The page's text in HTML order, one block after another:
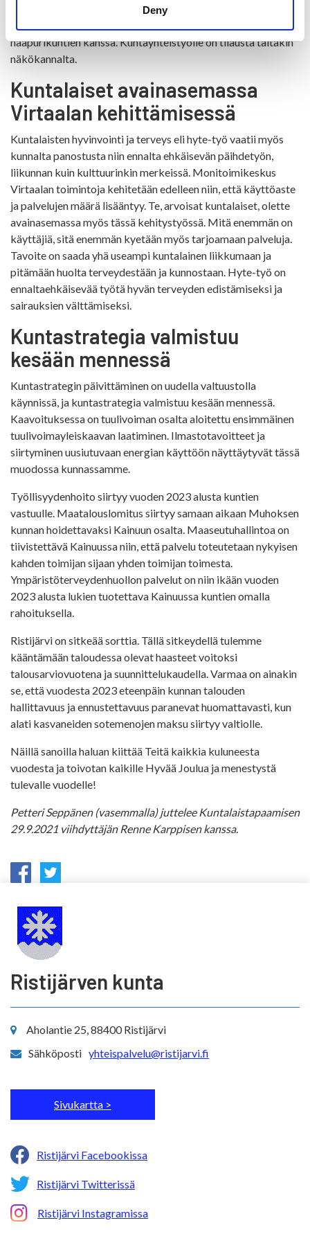
Deny
Maaseutuhallinnon palvelut, lomituspalvelut ja
kansalaisopiston toimintaa toteutetaan yhdessä
naapurikuntien kanssa. Kuntayhteistyölle on tilausta tältäkin
näkökannalta.
Kuntalaiset avainasemassa
Virtaalan kehittämisessä
Kuntalaisten hyvinvointi ja terveys eli hyte-työ vaatii myös
kunnalta panostusta niin ennalta ehkäisevän päihdetyön,
liikunnan kuin kulttuurinkin merkeissä. Monitoimikeskus
Virtaalan toimintoja kehitetään edelleen niin, että käyttöaste
ja palvelujen määrä lisääntyy. Te, arvoisat kuntalaiset, olette
avainasemassa myös tässä kehitystyössä. Mitä enemmän on
käyttäjiä, sitä enemmän kyetään myös tarjoamaan palveluja.
Tavoite on saada yhä useampi kuntalainen liikkumaan ja
pitämään huolta terveydestään ja kunnostaan. Hyte-työ on
ennaltaehkäisevää työtä hyvän terveyden edistämiseksi ja
sairauksien välttämiseksi.
Kuntastrategia valmistuu
kesään mennessä
Kuntastrategin päivittäminen on uudella valtuustolla
käynnissä, ja kuntastrategia valmistuu kesään mennessä.
Kaavoituksessa on tuulivoiman osalta aloitettu ensimmäinen
tuulivoimayleiskaavan laatiminen. Ilmastotavoitteet ja
siirtyminen uusiutuvaan energian käyttöön näyttäytyvät tässä
muodossa kunnassamme.
Työllisyydenhoito siirtyy vuoden 2023 alusta kuntien
vastuulle. Maatalouslomitus siirtyy samaan aikaan Muhoksen
kunnan hoidettavaksi Kainuun osalta. Maaseutuhallintoa on
tiivistettävä Kainuussa niin, että palvelu toteutetaan nykyisen
kahden toimijan sijaan yhden toimijan toimesta.
Ympäristöterveydenhuollon palvelut on niin ikään vuoden
2023 alusta lukien tuotettava Kainuussa kuntien omalla
rahoituksella.
Ristijärvi on sitkeää sorttia. Tällä sitkeydellä tulemme
kääntämään taloudessa olevat haasteet voitoksi
talousarviovuotena ja suunnittelukaudella. Varmaa on ainakin
se, että vuodesta 2023 eteenpäin kunnan talouden
hallittavuus ja ennustettavuus paranevat huomattavasti, kun
alati kasvaneiden sotemenojen maksu siirtyy valtiolle.
Näillä sanoilla haluan kiittää Teitä kaikkia kuluneesta
vuodesta ja toivotan kaikille Hyvää Joulua ja menestystä
tulevalle vuodelle!
Petteri Seppänen (vasemmalla) juttelee Kuntalaistapaamisen
29.9.2021 viihdyttäjän Renne Karppisen kanssa.
Ristijärven kunta
Aholantie 25, 88400 Ristijärvi
Sähköposti yhteispalvelu@ristijarvi.fi
Sivukartta >
Ristijärvi Facebookissa
Ristijärvi Twitterissä
Ristijärvi Instagramissa